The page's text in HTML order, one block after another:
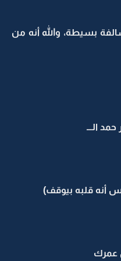
بسيطة، والله أنه من
الـــ
أنه قلبه بيوقف)
عمرك